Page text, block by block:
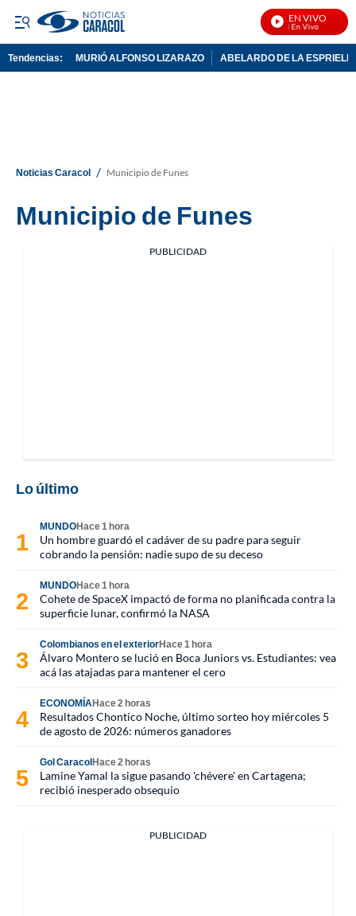
EN VIVO
Noticias Caracol En Vivo
Tendencias: MURIÓ ALFONSO LIZARAZO ABELARDO DE LA
Noticias Caracol / Municipio de Funes
Municipio de Funes
PUBLICIDAD
Lo último
MUNDOHace 1 hora
Un hombre guardó el cadáver de su padre para seguir
cobrando la pensión: nadie supo de su deceso
MUNDOHace 1 hora
Cohete de SpaceX impactó de forma no planificada contra la
superficie lunar, confirmó la NASA
Colombianos en el exteriorHace 1 hora
Álvaro Montero se lució en Boca Juniors vs. Estudiantes: vea
acá las atajadas para mantener el cero
ECONOMÍAHace 2 horas
Resultados Chontico Noche, último sorteo hoy miércoles 5
de agosto de 2026: números ganadores
Gol CaracolHace 2 horas
Lamine Yamal la sigue pasando 'chévere' en Cartagena;
recibió inesperado obsequio
PUBLICIDAD